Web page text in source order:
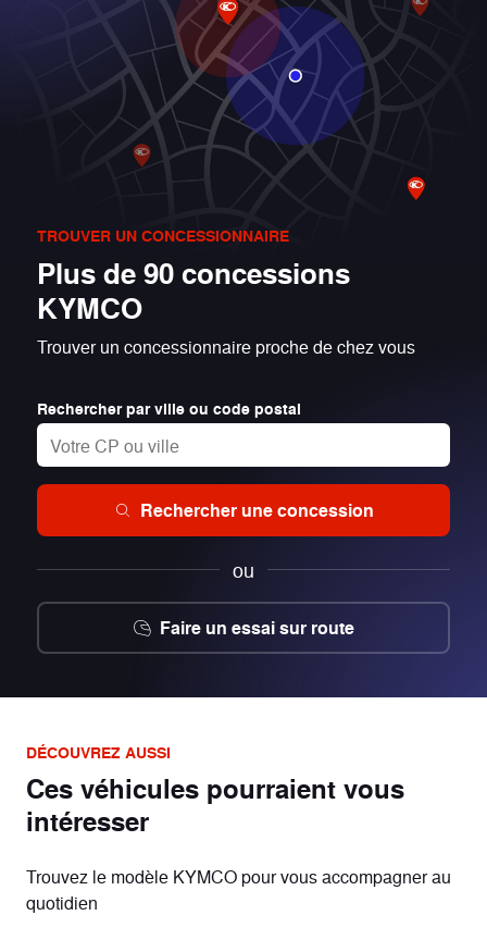
TROUVER UN CONCESSIONNAIRE
Plus de 90 concessions
KYMCO
Trouver un concessionnaire proche de chez vous
Rechercher par ville ou code postal
Rechercher une concession
ou
Faire un essai sur route
DÉCOUVREZ AUSSI
Ces véhicules pourraient vous
intéresser
Trouvez le modèle KYMCO pour vous accompagner au
quotidien